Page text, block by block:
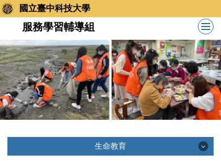
跳
到
要
內
容
區
國立臺中科技大學
服務學習輔導組
生命教育